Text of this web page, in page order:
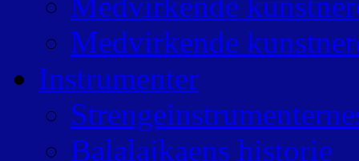
Medvirkende
Instrumenter
Balalajkaens historie